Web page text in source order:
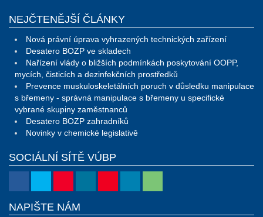
NEJČTENĚJŠÍ ČLÁNKY
Nová právní úprava vyhrazených technických zařízení
Desatero BOZP ve skladech
Nařízení vlády o bližších podmínkách poskytování OOPP,
mycích, čisticích a dezinfekčních prostředků
Prevence muskuloskeletálních poruch v důsledku manipulace
s břemeny - správná manipulace s břemeny u specifické
vybrané skupiny zaměstnanců
Desatero BOZP zahradníků
Novinky v chemické legislativě
SOCIÁLNÍ SÍTĚ VÚBP
NAPIŠTE NÁM